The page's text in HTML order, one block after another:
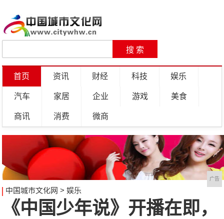
首页 资讯 财经 科技 娱乐
汽车 家居 企业 游戏 美食
商讯 消费 微商
广告
中国城市文化网 > 娱乐
《中国少年说》开播在即，